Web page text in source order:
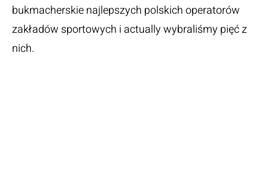
bukmacherskie najlepszych polskich operatorów
zakładów sportowych i actually wybraliśmy pięć z
nich.